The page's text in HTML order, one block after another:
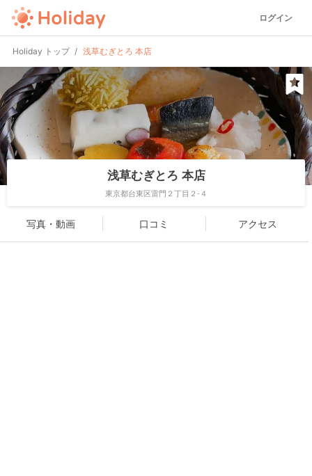
ログイン
Holiday トップ 浅草むぎとろ 本店
浅草むぎとろ 本店
東京都台東区雷門２丁目２-４
写真・動画 口コミ アクセス